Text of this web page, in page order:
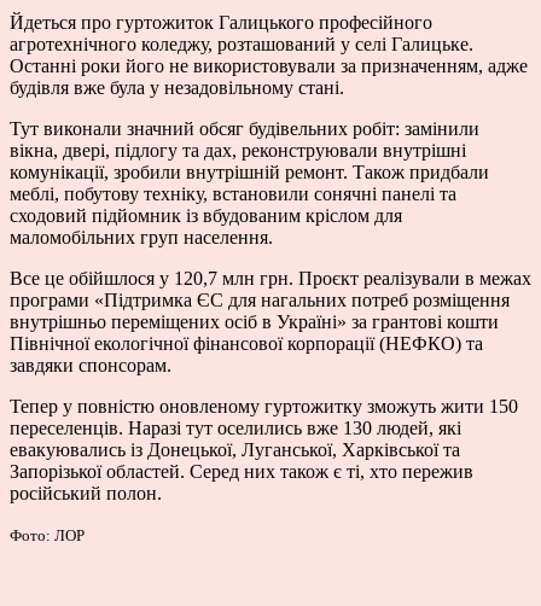
Йдеться про гуртожиток Галицького професійного
агротехнічного коледжу, розташований у селі Галицьке.
Останні роки його не використовували за призначенням, адже
будівля вже була у незадовільному стані.
Тут виконали значний обсяг будівельних робіт: замінили
вікна, двері, підлогу та дах, реконструювали внутрішні
комунікації, зробили внутрішній ремонт. Також придбали
меблі, побутову техніку, встановили сонячні панелі та
сходовий підйомник із вбудованим кріслом для
маломобільних груп населення.
Все це обійшлося у 120,7 млн грн. Проєкт реалізували в межах
програми «Підтримка ЄС для нагальних потреб розміщення
внутрішньо переміщених осіб в Україні» за грантові кошти
Північної екологічної фінансової корпорації (НЕФКО) та
завдяки спонсорам.
Тепер у повністю оновленому гуртожитку зможуть жити 150
переселенців. Наразі тут оселились вже 130 людей, які
евакуювались із Донецької, Луганської, Харківської та
Запорізької областей. Серед них також є ті, хто пережив
російський полон.
Фото: ЛОР